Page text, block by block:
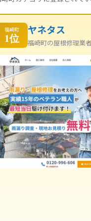
福崎町
1位
ヤネタス
福崎町の屋根修理業